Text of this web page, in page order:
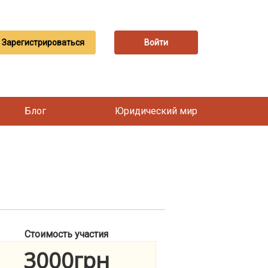
Зарегистрироваться Войти
Блог Юридический мир
Стоимость участия
3000грн